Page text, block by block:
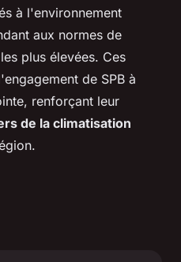
à l'environnement
aux normes de
plus élevées. Ces
de SPB à
renforçant leur
de la climatisation